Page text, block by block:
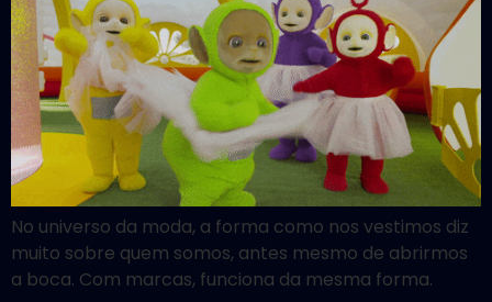
No universo da moda, a forma como nos vestimos diz
muito sobre quem somos, antes mesmo de abrirmos
a boca. Com marcas, funciona da mesma forma.